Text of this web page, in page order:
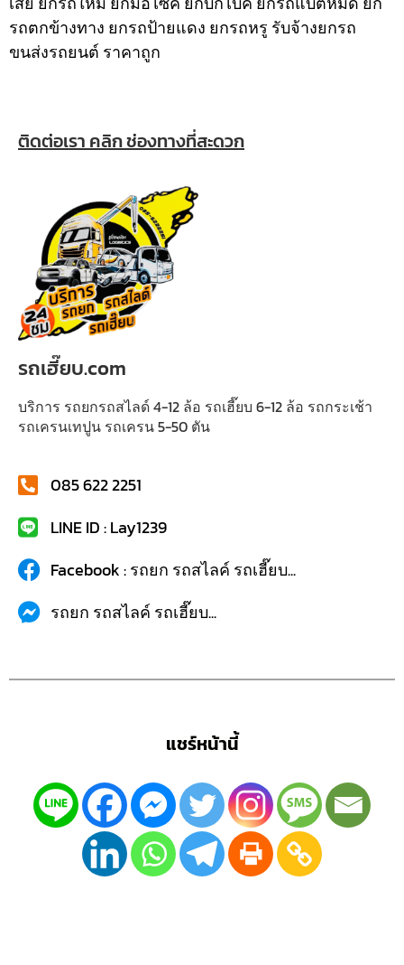
รถตกข้างทาง ยกรถป้ายแดง ยกรถหรู รับจ้างยกรถ
ขนส่งรถยนต์ ราคาถูก
ติดต่อเรา คลิก ช่องทางที่สะดวก
รถเฮี๊ยบ.com
บริการ รถยกรถสไลด์ 4-12 ล้อ รถเฮี๊ยบ 6-12 ล้อ รถกระเช้า
รถเครนเทปูน รถเครน 5-50 ตัน
085 622 2251
LINE ID : Lay1239
Facebook : รถยก รถสไลค์ รถเฮี๊ยบ...
รถยก รถสไลค์ รถเฮี๊ยบ...
แชร์หน้านี้